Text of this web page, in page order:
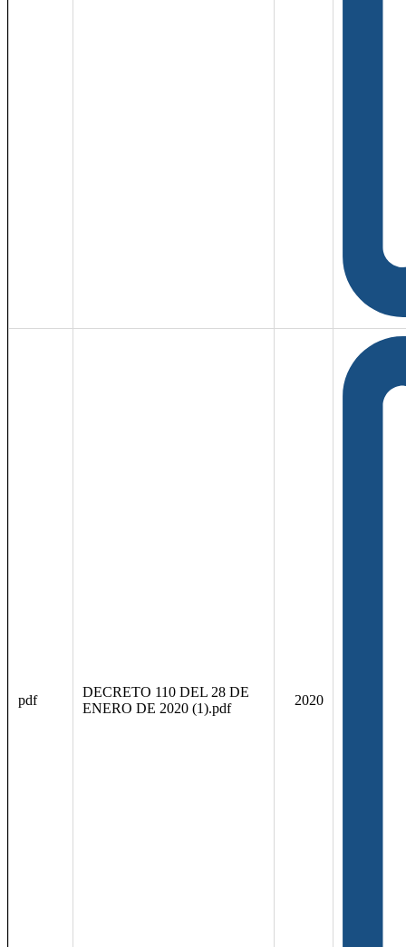
pdf
DECRETO 110 DEL 28 DE
ENERO DE 2020 (1).pdf
2020